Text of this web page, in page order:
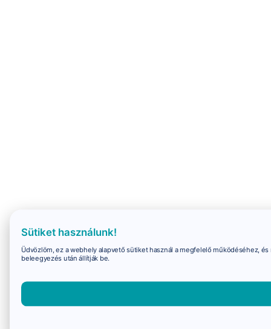
Sütiket használunk!
Üdvözlöm, ez a webhely alapvető sütiket használ a megfelelő működéséhez,
beleegyezés után állítják be.